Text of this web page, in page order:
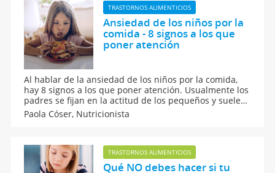
TRASTORNOS ALIMENTICIOS
Ansiedad de los niños por la
comida - 8 signos a los que
poner atención
Al hablar de la ansiedad de los niños por la comida,
hay 8 signos a los que poner atención. Usualmente los
padres se fijan en la actitud de los pequeños y suelen
expresar: 'mi hijo come por ansiedad y no sacia su
apetito', así que ¿cuáles son las 8 señales a las cuales
Paola Cóser, Nutricionista
TRASTORNOS ALIMENTICIOS
Qué NO debes hacer si tu